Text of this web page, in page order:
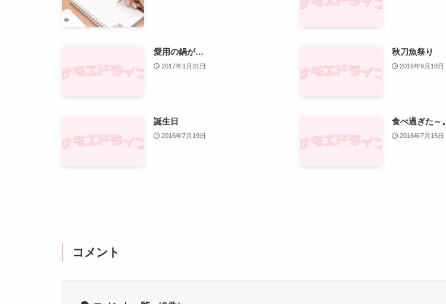
愛用の鍋が…
2017年1月31日
秋刀魚祭り
2016年9月18日
誕生日
2016年7月19日
食べ過ぎた～。
2016年7月15日
コメント